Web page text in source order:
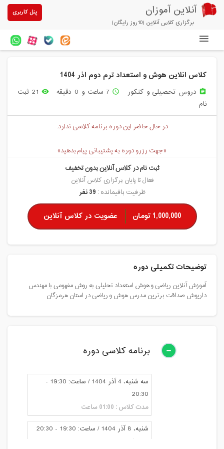
آنلاین آموزان
برگزاری کلاس آنلاین (10روز رایگان)
پنل کاربری
آزمون های آنلاین
درباره ما
کلاس انلاین هوش و استعداد ترم دوم اذر 1404
assignment دروس تحصیلی و کنکور access_time 7 ساعت و 0 دقیقه remove_red_eye
21 ثبت
نام
در حال حاضر این دوره برنامه کلاسی ندارد.
«جهت رزرو دوره به پشتیبانی پیام بدهید»
ثبت نام در کلاس آنلاین بدون تخفیف
فعال تا پایان برگزاری کلاس آنلاین
ظرفیت باقیمانده : 39 نفر
1,000,000 تومان عضویت در کلاس آنلاین
توضیحات تکمیلی دوره
آموزش آنلاین ریاضی و هوش استعداد تحلیلی به روش مفهومی با مهندس
داریوش صداقت برترین مدرس هوش و ریاضی در استان هرمزگان
برنامه کلاسی دوره
سه شنبه، 4 آذر 1404 / ساعت: 19:30 -
20:30
مدت کلاس : 01:00 ساعت
شنبه، 8 آذر 1404 / ساعت: 19:30 - 20:30